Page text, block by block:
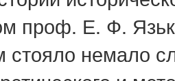
проф. Е. Ф.
стояло немало